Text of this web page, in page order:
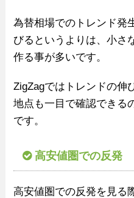
為替相場でのトレンド発
びるというよりは、小さ
作る事が多いです。
ZigZagではトレンドの伸
地点も一目で確認できる
です。
高安値圏での反発
高安値圏での反発を見る